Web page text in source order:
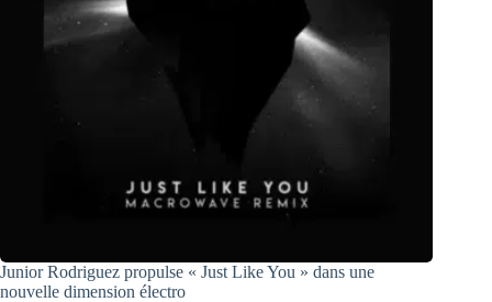
Junior Rodriguez propulse « Just Like You » dans une
nouvelle dimension électro